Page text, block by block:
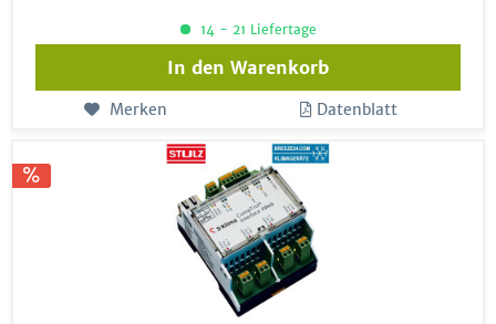
14 - 21 Liefertage
In den Warenkorb
Merken Datenblatt